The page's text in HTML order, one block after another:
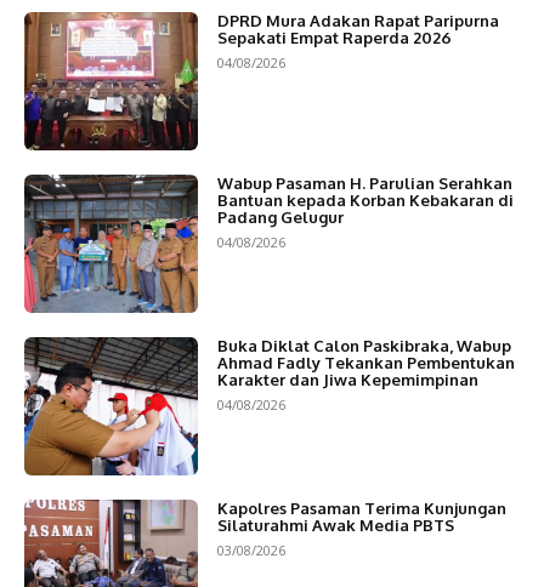
DPRD Mura Adakan Rapat Paripurna
Sepakati Empat Raperda 2026
04/08/2026
Wabup Pasaman H. Parulian Serahkan
Bantuan kepada Korban Kebakaran di
Padang Gelugur
04/08/2026
Buka Diklat Calon Paskibraka, Wabup
Ahmad Fadly Tekankan Pembentukan
Karakter dan Jiwa Kepemimpinan
04/08/2026
Kapolres Pasaman Terima Kunjungan
Silaturahmi Awak Media PBTS
03/08/2026